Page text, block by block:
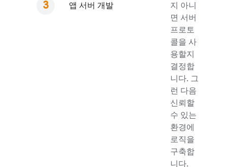
앱 서버 개발
지 아니
면 서버
프로토
콜을 사
용할지
결정합
니다. 그
런 다음
신뢰할
수 있는
환경에
로직을
구축합
니다.